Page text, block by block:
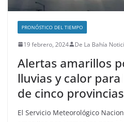
PRONÓSTICO DEL TIEMPO
19 febrero, 2024 De La Bahía
Alertas amarillos
lluvias y calor
de cinco provincias
El Servicio Meteorológico